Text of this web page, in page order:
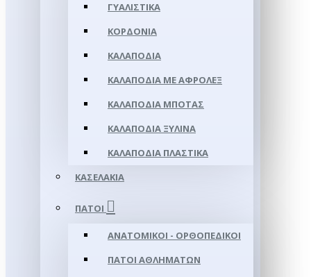
ΓΥΑΛΙΣΤΙΚΆ
ΚΟΡΔΌΝΙΑ
ΚΑΛΑΠΌΔΙΑ
ΚΑΛΑΠΌΔΙΑ ΜΕ ΑΦΡΟΛΕΞ
ΚΑΛΑΠΌΔΙΑ ΜΠΌΤΑΣ
ΚΑΛΑΠΌΔΙΑ ΞΎΛΙΝΑ
ΚΑΛΑΠΌΔΙΑ ΠΛΑΣΤΙΚΆ
ΚΑΣΕΛΆΚΙΑ
ΠΆΤΟΙ
ΑΝΑΤΟΜΙΚΟΊ - ΟΡΘΟΠΕΔΙΚΟΊ
ΠΆΤΟΙ ΑΘΛΗΜΆΤΩΝ